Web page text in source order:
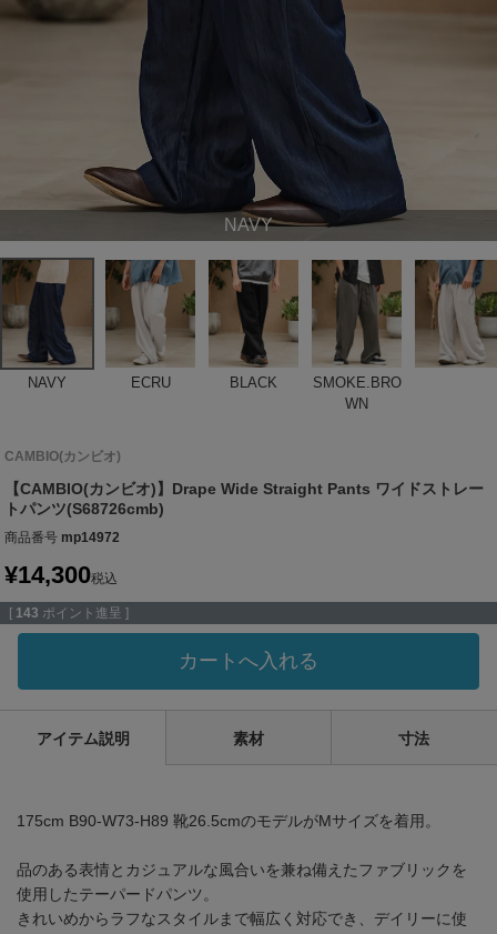
NAVY
NAVY ECRU BLACK
SMOKE.BRO
WN
CAMBIO(カンビオ)
【CAMBIO(カンビオ)】Drape Wide Straight Pants ワイドストレー
トパンツ(S68726cmb)
商品番号 mp14972
¥14,300税込
[ 143 ポイント進呈 ]
カートへ入れる
アイテム説明 素材 寸法
175cm B90-W73-H89 靴26.5cmのモデルがMサイズを着用。
品のある表情とカジュアルな風合いを兼ね備えたファブリックを
使用したテーパードパンツ。
きれいめからラフなスタイルまで幅広く対応でき、デイリーに使